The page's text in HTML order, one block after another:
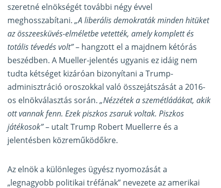
szeretné elnökségét további négy évvel
meghosszabítani. „A liberális demokraták minden hitüket
az összeesküvés-elméletbe vetették, amely komplett és
totális tévedés volt”– hangzott el a majdnem kétórás
beszédben. A Mueller-jelentés ugyanis ez idáig nem
tudta kétséget kizáróan bizonyítani a Trump-
adminisztráció oroszokkal való összejátszását a 2016-
os elnökválasztás során. „Nézzétek a szemétládákat, akik
ott vannak fenn. Ezek piszkos zsaruk voltak. Piszkos
játékosok”– utalt Trump Robert Muellerre és a
jelentésben közreműködőkre.
Az elnök a különleges ügyész nyomozását a
„legnagyobb politikai tréfának” nevezete az amerikai